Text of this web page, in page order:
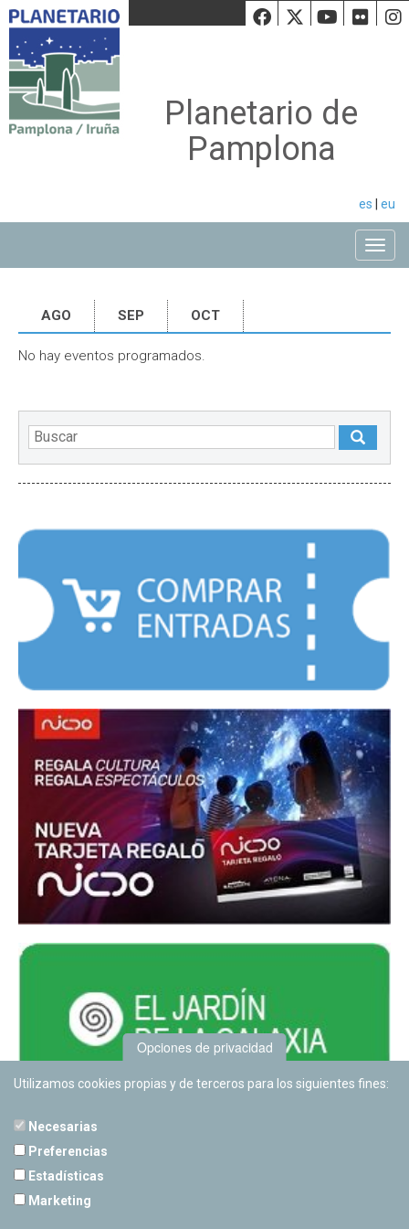
Facebook
Twiiter
Planetario de
Pamplona
es eu
AGO SEP OCT
No hay eventos programados.
Opciones de privacidad
Utilizamos cookies propias y de terceros para los siguientes fines:
Necesarias
Preferencias
Estadísticas
Marketing